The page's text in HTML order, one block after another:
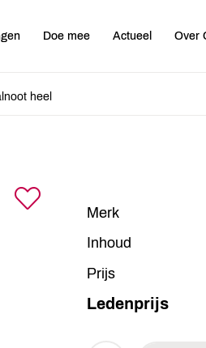
Doe mee Actueel Over
heel
Merk
Inhoud
Prijs
Ledenprijs